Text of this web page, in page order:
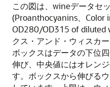
この図は、wineデータセ
(Proanthocyanins、Color
OD280/OD315 of diluted
クス・アンド・ウィスカ
ボックスはデータの下位
伸び、中央値にはオレン
す。ボックスから伸びる